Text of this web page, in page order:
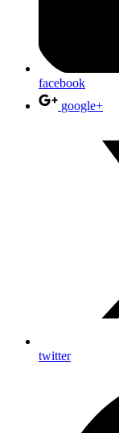
facebook
google+
twitter